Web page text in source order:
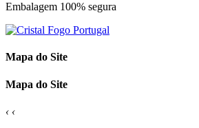
Embalagem 100% segura
Mapa do Site
Mapa do Site
‹ ‹